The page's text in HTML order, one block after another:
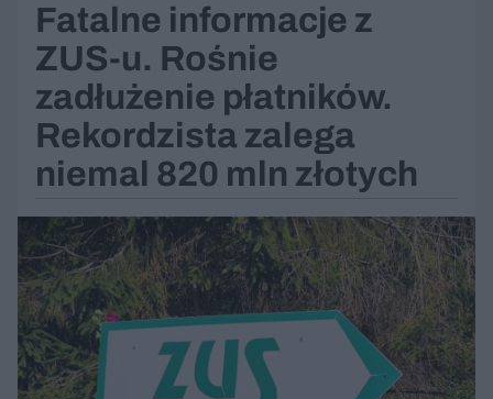
Fatalne informacje z
ZUS-u. Rośnie
zadłużenie płatników.
Rekordzista zalega
niemal 820 mln złotych